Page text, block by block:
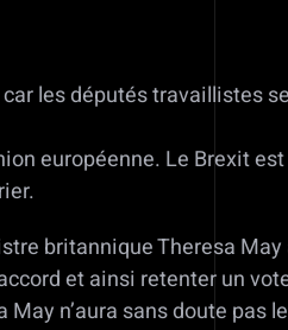
les députés travaillistes
européenne. Le Brexit
britannique Theresa
et ainsi retenter un
n’aura sans doute pas